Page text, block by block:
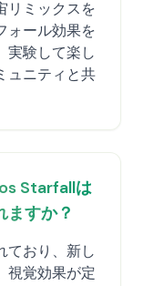
リミックスを
ォール効果を
実験して楽し
ュニティと共
Starfallは
ますか？
ており、新し
視覚効果が定